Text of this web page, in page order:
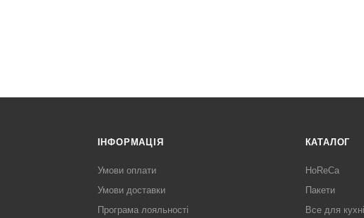
ІНФОРМАЦІЯ
Умови оплати
Умови доставки
Програма лояльності
КАТАЛОГ
HoReCa
Пакети
Все для кухні